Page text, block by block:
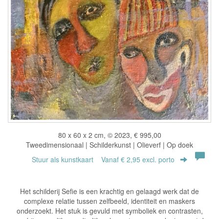
80 x 60 x 2 cm, © 2023, € 995,00
Tweedimensionaal | Schilderkunst | Olieverf | Op doek
Stuur als kunstkaart Vanaf € 2,95 excl. porto
Het schilderij Sefie is een krachtig en gelaagd werk dat de
complexe relatie tussen zelfbeeld, identiteit en maskers
onderzoekt. Het stuk is gevuld met symboliek en contrasten,